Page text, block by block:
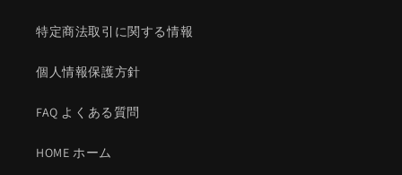
特定商法取引に関する情報
個人情報保護方針
FAQ よくある質問
HOME ホーム